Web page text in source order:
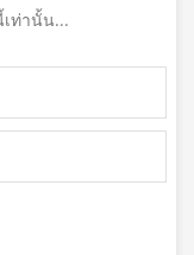
ท่านั้น...